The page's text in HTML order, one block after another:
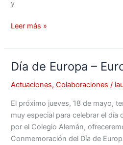
y
Leer más »
Día de Europa –
Actuaciones,Colaboraciones /
El próximo jueves, 18 de mayo,
muy especial para celebrar el día
por el Colegio Alemán,
Conmemoración del Día de
Día
Europa
–
Europatag